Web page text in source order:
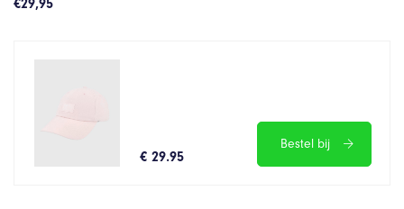
€29,95
€ 29.95
Bestel bij